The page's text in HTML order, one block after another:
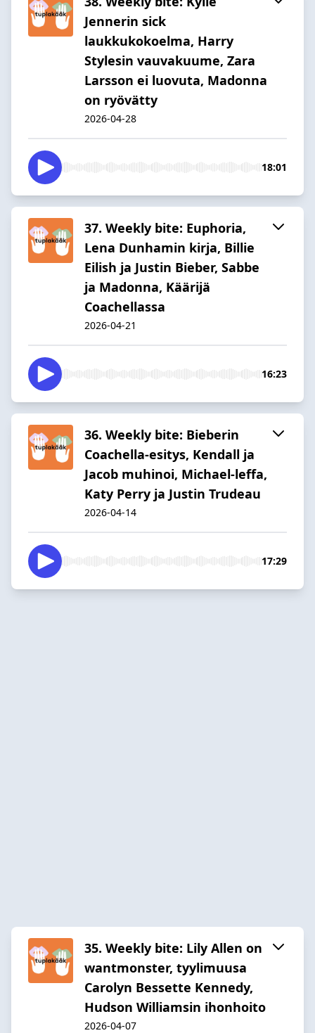
Jennerin sick
laukkukokoelma, Harry
Stylesin vauvakuume, Zara
Larsson ei luovuta, Madonna
on ryövätty
2026-04-28
18:01
37. Weekly bite: Euphoria,
Lena Dunhamin kirja, Billie
Eilish ja Justin Bieber, Sabbe
ja Madonna, Käärijä
Coachellassa
2026-04-21
16:23
36. Weekly bite: Bieberin
Coachella-esitys, Kendall ja
Jacob muhinoi, Michael-leffa,
Katy Perry ja Justin Trudeau
2026-04-14
17:29
35. Weekly bite: Lily Allen on
wantmonster, tyylimuusa
Carolyn Bessette Kennedy,
Hudson Williamsin ihonhoito
2026-04-07